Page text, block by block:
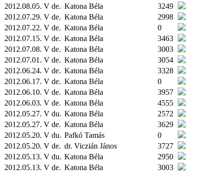
2012.08.05. V de. Katona Béla
3249
2012.07.29. V de. Katona Béla
2998
2012.07.22. V de. Katona Béla
0
2012.07.15. V de. Katona Béla
3463
2012.07.08. V de. Katona Béla
3003
2012.07.01. V de. Katona Béla
3054
2012.06.24. V de. Katona Béla
3328
2012.06.17. V de. Katona Béla
0
2012.06.10. V de. Katona Béla
3957
2012.06.03. V de. Katona Béla
4555
2012.05.27. V du. Katona Béla
2572
2012.05.27. V de. Katona Béla
3629
2012.05.20. V du. Pafkó Tamás
0
2012.05.20. V de. dr. Viczián János
3727
2012.05.13. V du. Katona Béla
2950
2012.05.13. V de. Katona Béla
3003